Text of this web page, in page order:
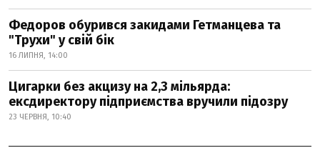
Федоров обурився закидами Гетманцева та
"Трухи" у свій бік
16 ЛИПНЯ, 14:00
Цигарки без акцизу на 2,3 мільярда:
ексдиректору підприємства вручили підозру
23 ЧЕРВНЯ, 10:40